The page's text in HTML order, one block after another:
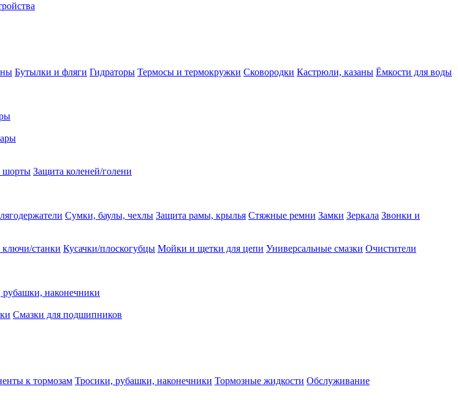
Бутылки и фляги Гидраторы Термосы и термокружки Сковородки Кастрюли, казаны Ёмкости для воды
шорты Защита коленей/голени
Сумки, баулы, чехлы Защита рамы, крылья Стяжные ремни Замки Зеркала Звонки и
станки Кусачки/плоскогубцы Мойки и щетки для цепи Универсальные смазки Очистители
рубашки, наконечники
Смазки для подшипников
к тормозам Тросики, рубашки, наконечники Тормозные жидкости Обслуживание